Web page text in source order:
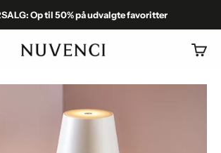
Op til 50% på udvalgte favoritter
Nuvenci.dk Kurv